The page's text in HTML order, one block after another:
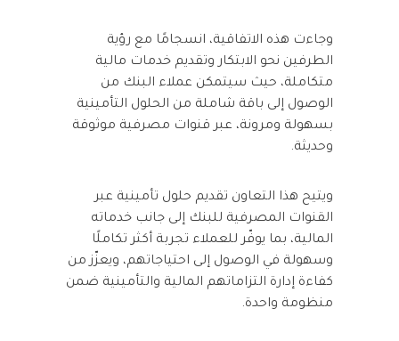
وجاءت هذه الاتفاقية، انسجامًا مع رؤية
الطرفين نحو الابتكار وتقديم خدمات مالية
متكاملة، حيث سيتمكن عملاء البنك من
الوصول إلى باقة شاملة من الحلول التأمينية
بسهولة ومرونة، عبر قنوات مصرفية موثوقة
وحديثة.
ويتيح هذا التعاون تقديم حلول تأمينية عبر
القنوات المصرفية للبنك إلى جانب خدماته
المالية، بما يوفّر للعملاء تجربة أكثر تكاملًا
وسهولة في الوصول إلى احتياجاتهم، ويعزّز من
كفاءة إدارة التزاماتهم المالية والتأمينية ضمن
منظومة واحدة.